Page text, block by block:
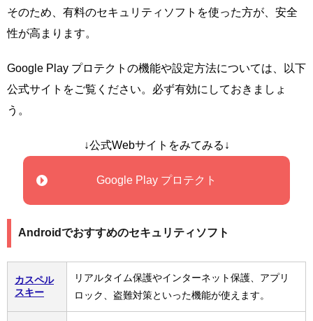
そのため、有料のセキュリティソフトを使った方が、安全
性が高まります。
Google Play プロテクトの機能や設定方法については、以下
公式サイトをご覧ください。必ず有効にしておきましょ
う。
↓公式Webサイトをみてみる↓
Google Play プロテクト
Androidでおすすめのセキュリティソフト
カスペル
スキー
リアルタイム保護やインターネット保護、アプリ
ロック、盗難対策といった機能が使えます。